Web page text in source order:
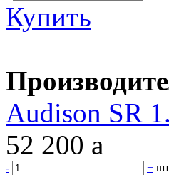
Купить
Audison SR
52 200 a
- + шт